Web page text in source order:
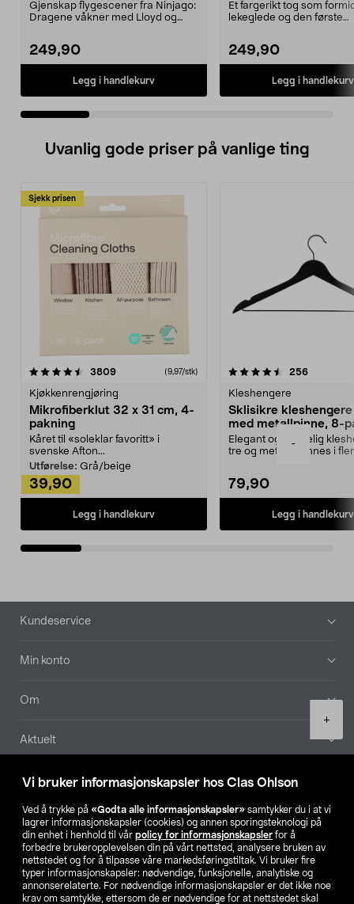
Vi bruker informasjonskapsler hos Clas Ohlson
Ved å trykke på «Godta alle informasjonskapsler» samtykker du i at vi
lagrer informasjonskapsler (cookies) og annen sporingsteknologi på
din enhet i henhold til vår policy for informasjonskapsler for å
forbedre brukeropplevelsen din på vårt nettsted, analysere bruken av
nettstedet og for å tilpasse våre markedsføringstiltak. Vi bruker fire
typer informasjonskapsler: nødvendige, funksjonelle, analytiske og
annonserelaterte. For nødvendige informasjonskapsler er det ikke noe
krav om samtykke, ettersom de er nødvendige for at nettstedet skal
-
+
Gjenskap flygescener fra Ninjago:
Dragene våkner med Lloyd og
249,90
Legg i handlekurv
Et fargerikt tog som
lekeglede og den første
249,90
Legg i handlekurv
Uvanlig gode priser på vanlige ting
Sjekk prisen
3809anmeldelser(9,97/stk)
Kjøkkenrengjøring
Mikrofiberklut 32 x 31 cm, 4-
pakning
Kåret til «soleklar favoritt» i
svenske Afton...
Utførelse: Grå/beige
39,90
Legg i handlekurv
4.5av 5 stjerner 256
Kleshengere
Sklisikre
med metallpinne, 8-
Elegant og skikkelig
tre og metall – finnes i
79,90
Legg i handlekurv
4.5av 5 stjerner
Bunntekst
Kundeservice
Min konto
Om
Aktuelt
Våre selskaper
Finn din butikk
SE NO FI